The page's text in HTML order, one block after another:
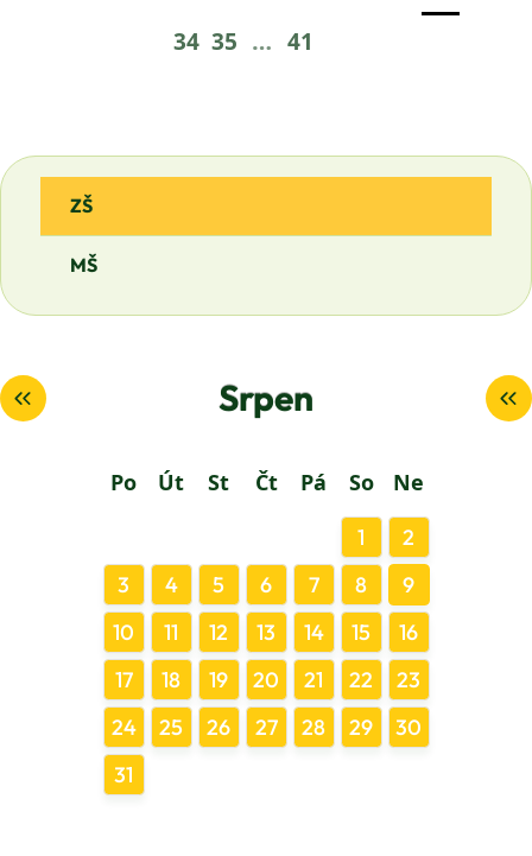
34 35 … 41
ZŠ
MŠ
Srpen
Po Út St Čt Pá So Ne
1
2
3
4 5 6 7 8
9
10
11 12 13 14 15
16
17
18 19 20 21 22
23
24
25 26 27 28 29
30
31